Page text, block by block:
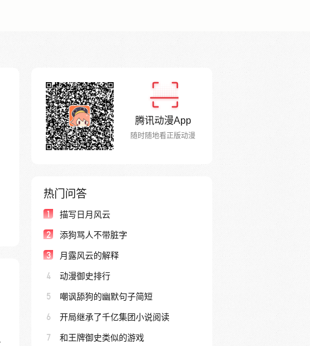
腾讯动漫App
随时随地看正版动漫
热门问答
1 描写日月风云
2 添狗骂人不带脏字
3 月露风云的解释
4 动漫御史排行
5 嘲讽舔狗的幽默句子简短
6 开局继承了千亿集团小说阅读
7 和王牌御史类似的游戏